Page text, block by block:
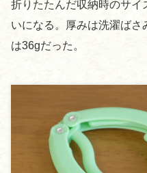
折りたたんだ収納時のサイ
いになる。厚みは洗濯ばさ
は36gだった。